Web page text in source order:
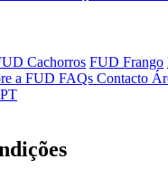
Cachorros FUD Frango
a FUD FAQs Contacto
PT